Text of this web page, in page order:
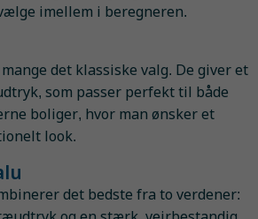
imellem i beregneren.
det klassiske valg. De giver et
som passer perfekt til både
boliger, hvor man ønsker et
look.
det bedste fra to verdener: